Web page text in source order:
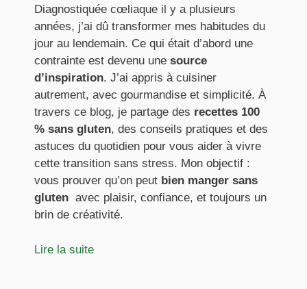
Diagnostiquée cœliaque il y a plusieurs
années, j’ai dû transformer mes habitudes du
jour au lendemain. Ce qui était d’abord une
contrainte est devenu une source
d’inspiration. J’ai appris à cuisiner
autrement, avec gourmandise et simplicité. À
travers ce blog, je partage des recettes 100
% sans gluten, des conseils pratiques et des
astuces du quotidien pour vous aider à vivre
cette transition sans stress. Mon objectif :
vous prouver qu’on peut bien manger sans
gluten avec plaisir, confiance, et toujours un
brin de créativité.
Lire la suite